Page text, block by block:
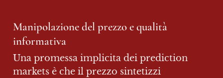
Manipolazione del prezzo e qualità
informativa
Una promessa implicita dei prediction
markets è che il prezzo sintetizzi